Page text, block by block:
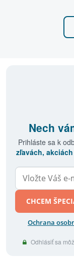
Nech
Prihláste sa k
zľavách,
CHCEM
Ochrana
Odhlásiť sa